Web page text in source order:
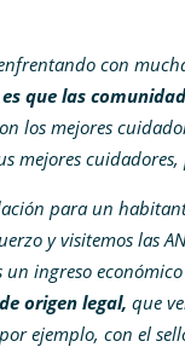
con
que las
los mejores
mejores
para un
y visitemos las
ingreso
origen legal, que
ejemplo, con el